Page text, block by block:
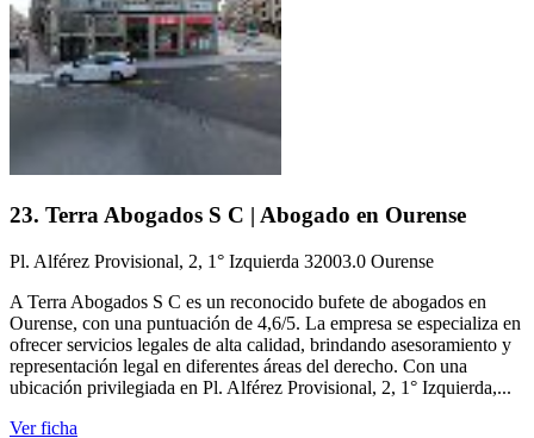
23. Terra Abogados S C | Abogado en Ourense
Pl. Alférez Provisional, 2, 1° Izquierda 32003.0 Ourense
A Terra Abogados S C es un reconocido bufete de abogados en
Ourense, con una puntuación de 4,6/5. La empresa se especializa en
ofrecer servicios legales de alta calidad, brindando asesoramiento y
representación legal en diferentes áreas del derecho. Con una
ubicación privilegiada en Pl. Alférez Provisional, 2, 1° Izquierda,...
Ver ficha